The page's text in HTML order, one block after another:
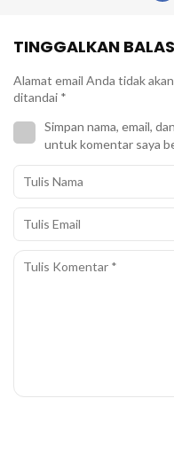
TINGGALKAN
Alamat email Anda tidak
ditandai *
Simpan nama, email,
untuk komentar saya